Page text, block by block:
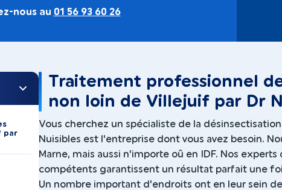
nous au 01 56 93 60 26
par
Traitement professionnel
non loin de Villejuif par Dr
Vous cherchez un spécialiste de la
Nuisibles est l'entreprise dont vous avez besoin.
Marne, mais aussi n'importe oû en IDF. Nos
compétents garantissent un résultat parfait une
Un nombre important d'endroits ont en leur sein